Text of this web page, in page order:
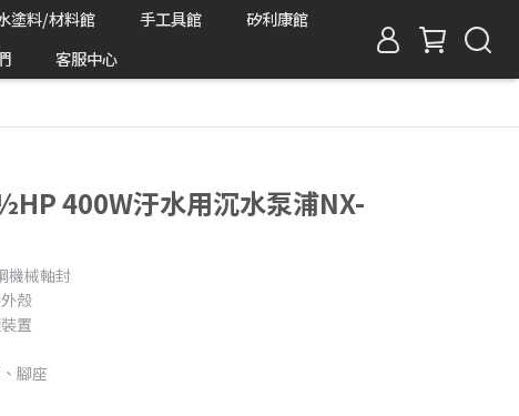
塗料/材料館 手工具館
矽利康館
客服中心
400W汙水用沉水泵浦NX-
機械軸封
殼
置
腳座